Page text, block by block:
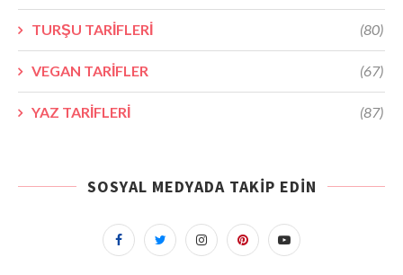
TURŞU TARİFLERİ (80)
VEGAN TARİFLER (67)
YAZ TARİFLERİ (87)
SOSYAL MEDYADA TAKIP EDIN